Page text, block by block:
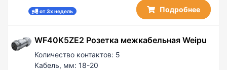
от 3х недель Подробнее
WF40K5ZE2 Розетка межкабельная Weipu
Количество контактов: 5
Кабель, мм: 18-20